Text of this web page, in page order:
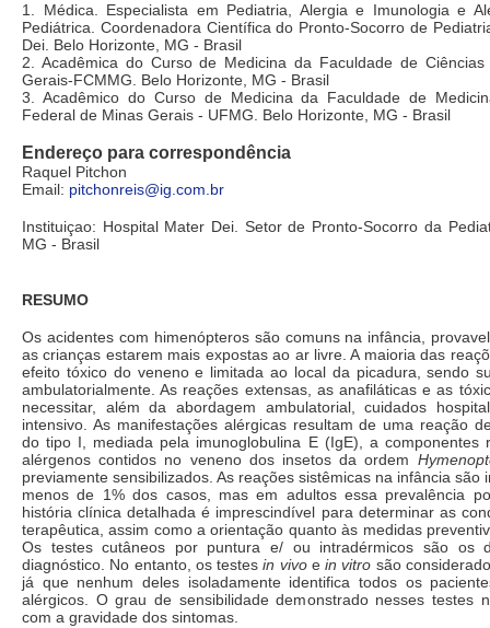
1. Médica. Especialista em Pediatria, Alergia e Imunologia e
Pediátrica. Coordenadora Científica do Pronto-Socorro de
Dei. Belo Horizonte, MG - Brasil
2. Acadêmica do Curso de Medicina da Faculdade de
Gerais-FCMMG. Belo Horizonte, MG - Brasil
3. Acadêmico do Curso de Medicina da Faculdade de
Federal de Minas Gerais - UFMG. Belo Horizonte, MG - Brasil
Endereço para correspondência
Raquel Pitchon
Email: pitchonreis@ig.com.br
Instituiçao: Hospital Mater Dei. Setor de Pronto-Socorro da
MG - Brasil
RESUMO
Os acidentes com himenópteros são comuns na infância,
as crianças estarem mais expostas ao ar livre. A maioria das
efeito tóxico do veneno e limitada ao local da picadura, sendo
ambulatorialmente. As reações extensas, as anafiláticas e as
necessitar, além da abordagem ambulatorial, cuidados
intensivo. As manifestações alérgicas resultam de uma reação
do tipo I, mediada pela imunoglobulina E (IgE), a componentes
alérgenos contidos no veneno dos insetos da ordem
previamente sensibilizados. As reações sistêmicas na infância são
menos de 1% dos casos, mas em adultos essa prevalência
história clínica detalhada é imprescindível para determinar as
terapêutica, assim como a orientação quanto às medidas
Os testes cutâneos por puntura e/ ou intradérmicos são os
diagnóstico. No entanto, os testesin vivoe in vitro são
já que nenhum deles isoladamente identifica todos os
alérgicos. O grau de sensibilidade demonstrado nesses testes
com a gravidade dos sintomas.